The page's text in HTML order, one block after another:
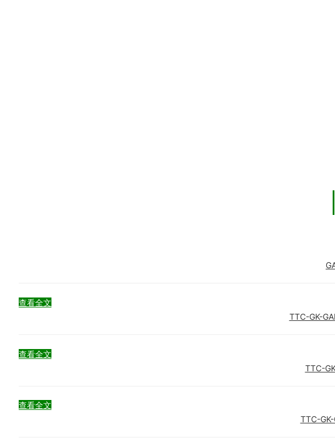
查看全文
TTC-GK-
查看全文
TTC-
查看全文
TTC-